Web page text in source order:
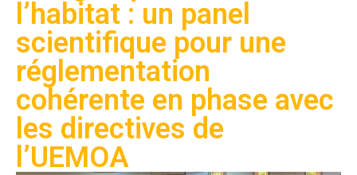
l’habitat : un panel
scientifique pour une
réglementation
cohérente en phase avec
les directives de
l’UEMOA